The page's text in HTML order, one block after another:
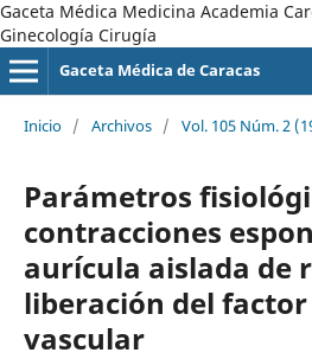
Gaceta Médica Medicina Academia
Ginecología Cirugía
Gaceta Médica de Caracas
Inicio / Archivos / Vol. 105 Núm. 2
Parámetros
contracciones
aurícula aislada de
liberación del
vascular